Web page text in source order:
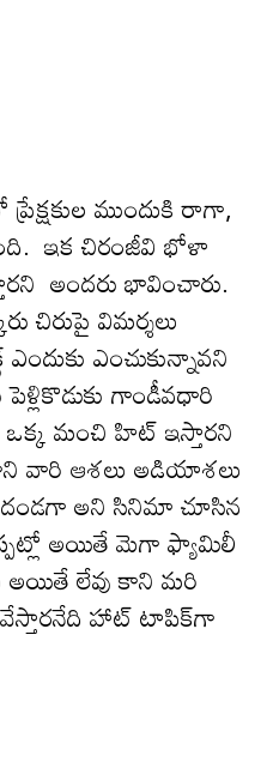
ముందుకి రాగా,
ఇక‌ చిరంజీవి భోళా
అంద‌రు భావించారు.
చిరుపై విమ‌ర్శ‌లు
ఎంచుకున్నావ‌ని
గాండీవధారి
మంచి హిట్ ఇస్తార‌ని
వారి ఆశ‌లు అడియాశ‌లు
అని సినిమా చూసిన
అయితే మెగా ఫ్యామిలీ
అయితే లేవు కాని మ‌రి
వేస్తార‌నేది హాట్ టాపిక్‌గా